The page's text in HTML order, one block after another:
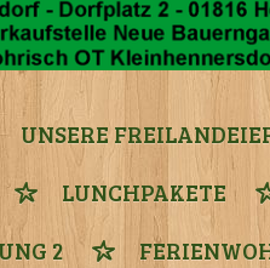
UNSERE
LUNCHPAKETE
2